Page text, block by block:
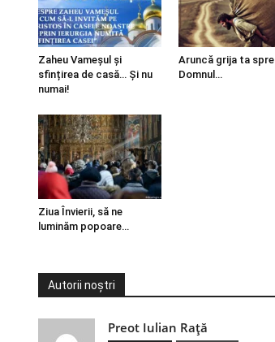
Zaheu Vameșul și
sfințirea de casă… Și nu
numai!
Aruncă grija ta spre
Domnul…
Ziua Învierii, să ne
luminăm popoare…
Autorii noștri
Preot Iulian Raţă